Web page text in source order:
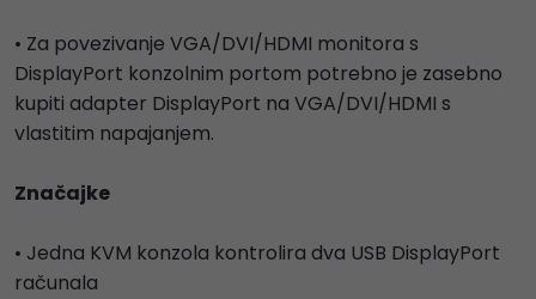
• Za povezivanje VGA/DVI/HDMI monitora s
DisplayPort konzolnim portom potrebno je zasebno
kupiti adapter DisplayPort na VGA/DVI/HDMI s
vlastitim napajanjem.
Značajke
• Jedna KVM konzola kontrolira dva USB DisplayPort
računala